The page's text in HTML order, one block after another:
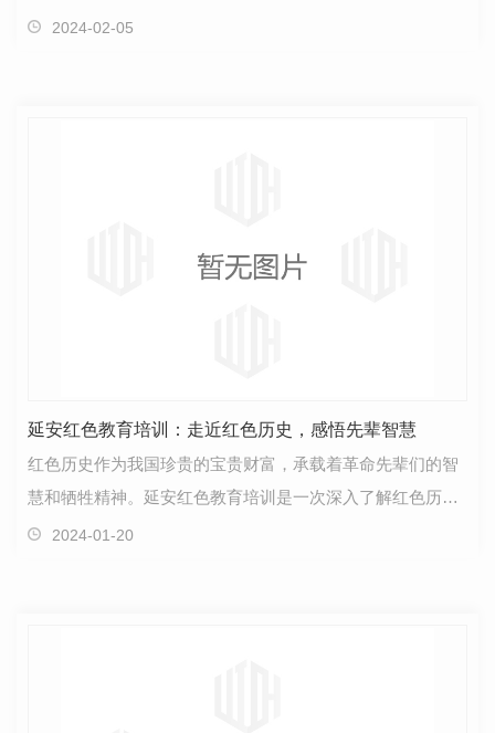
教育培训。这次培训让我深刻地领悟到了共产主义精…
2024-02-05
延安红色教育培训：走近红色历史，感悟先辈智慧
红色历史作为我国珍贵的宝贵财富，承载着革命先辈们的智
慧和牺牲精神。延安红色教育培训是一次深入了解红色历
史、感悟先辈智慧的..机会。在这个培训中，我们将走近…
2024-01-20